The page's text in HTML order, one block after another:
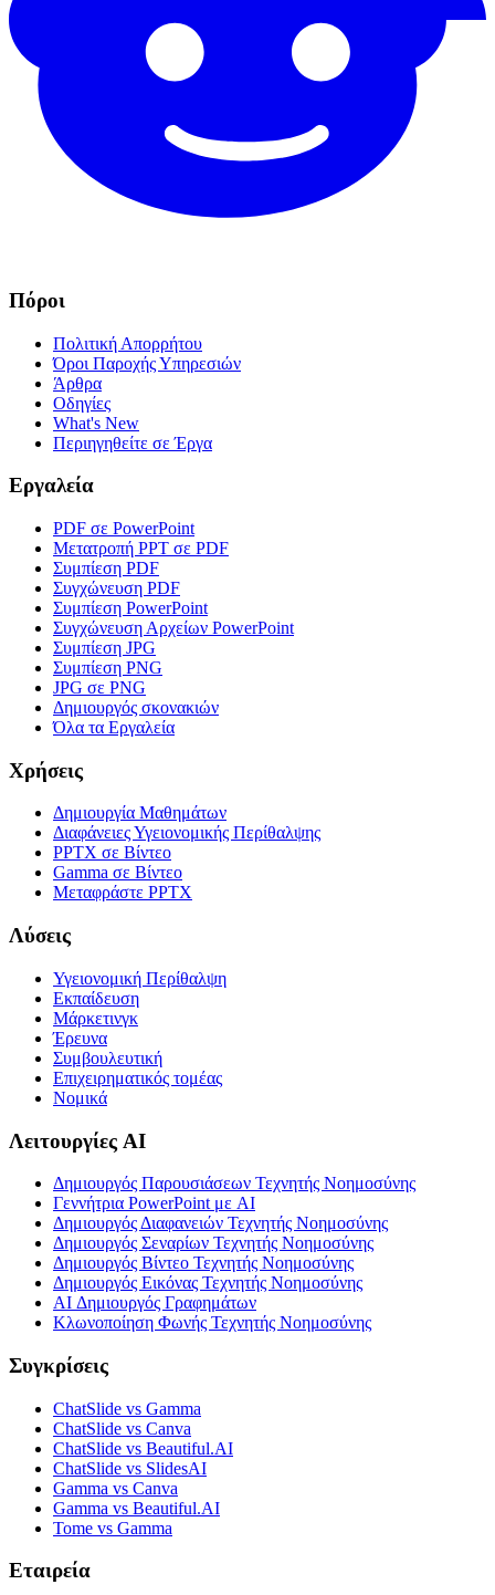
Πόροι
Πολιτική Απορρήτου
Όροι Παροχής Υπηρεσιών
Άρθρα
Οδηγίες
What's New
Περιηγηθείτε σε Έργα
Εργαλεία
PDF σε PowerPoint
Μετατροπή PPT σε PDF
Συμπίεση PDF
Συγχώνευση PDF
Συμπίεση PowerPoint
Συγχώνευση Αρχείων PowerPoint
Συμπίεση JPG
Συμπίεση PNG
JPG σε PNG
Δημιουργός σκονακιών
Όλα τα Εργαλεία
Χρήσεις
Δημιουργία Μαθημάτων
Διαφάνειες Υγειονομικής Περίθαλψης
PPTX σε Βίντεο
Gamma σε Βίντεο
Μεταφράστε PPTX
Λύσεις
Υγειονομική Περίθαλψη
Εκπαίδευση
Μάρκετινγκ
Έρευνα
Συμβουλευτική
Επιχειρηματικός τομέας
Νομικά
Λειτουργίες AI
Δημιουργός Παρουσιάσεων Τεχνητής Νοημοσύνης
Γεννήτρια PowerPoint με AI
Δημιουργός Διαφανειών Τεχνητής Νοημοσύνης
Δημιουργός Σεναρίων Τεχνητής Νοημοσύνης
Δημιουργός Βίντεο Τεχνητής Νοημοσύνης
Δημιουργός Εικόνας Τεχνητής Νοημοσύνης
AI Δημιουργός Γραφημάτων
Κλωνοποίηση Φωνής Τεχνητής Νοημοσύνης
Συγκρίσεις
ChatSlide vs Gamma
ChatSlide vs Canva
ChatSlide vs Beautiful.AI
ChatSlide vs SlidesAI
Gamma vs Canva
Gamma vs Beautiful.AI
Tome vs Gamma
Εταιρεία